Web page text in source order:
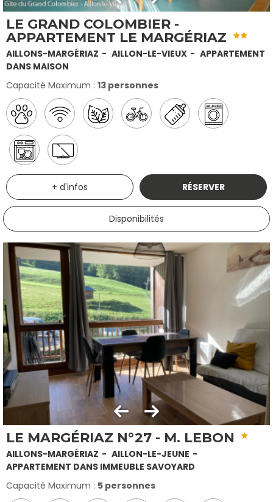
LE GRAND COLOMBIER -
APPARTEMENT LE MARGÉRIAZ
AILLONS-MARGÉRIAZ AILLON-LE-VIEUX
APPARTEMENT
DANS MAISON
Capacité Maximum : 13 personnes
+ d'infos RÉSERVER
Disponibilités
LE MARGÉRIAZ N°27 - M. LEBON
AILLONS-MARGÉRIAZ
AILLON-LE-JEUNE
APPARTEMENT DANS IMMEUBLE SAVOYARD
Capacité Maximum : 5 personnes